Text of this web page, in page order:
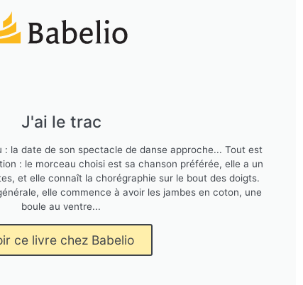
J'ai le trac
la date de son spectacle de danse approche... Tout est
: le morceau choisi est sa chanson préférée, elle a un
et elle connaît la chorégraphie sur le bout des doigts.
elle commence à avoir les jambes en coton, une
boule au ventre...
ce livre chez Babelio